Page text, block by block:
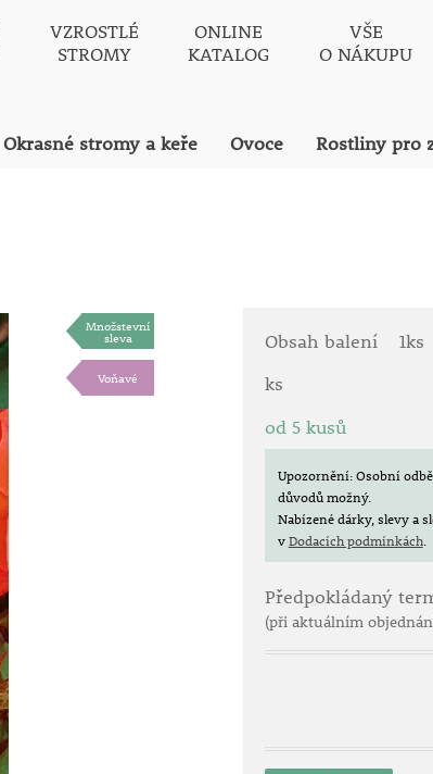
VZROSTLÉ
STROMY
ONLINE
KATALOG
VŠE
O NÁKUPU
Okrasné stromy a keře Ovoce Rostliny pro
Množstevní
sleva
Voňavé
Obsah balení
1ks
ks
od 5 kusů
Upozornění: Osobní
důvodů možný.
Nabízené dárky, slevy a
vDodacích podmínkách.
Předpokládaný
(při aktuálním